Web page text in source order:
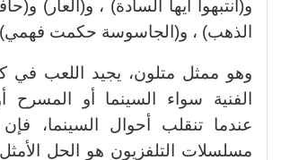
و(انتبهوا أيها السادة) ، و(العار)
الذهب) ، و(الجاسوسة حكمت
وهو ممثل متلون، يجيد اللعب في
الفنية سواء السينما أو المسرح
عندما تنقلب أحوال السينما،
مسلسلات التلفزيون هو الحل